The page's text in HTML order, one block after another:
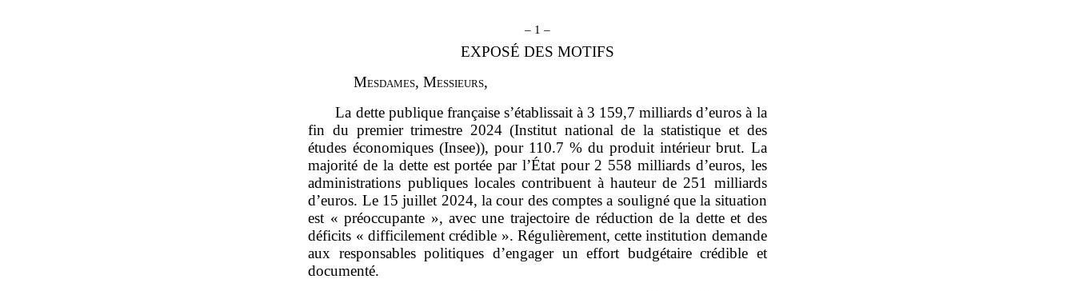
– 1 –
EXPOSÉ DES MOTIFS
Mesdames, Messieurs,
La dette publique française s’établissait à 3 159,7 milliards d’euros à la
fin du premier trimestre 2024 (Institut national de la statistique et des
études économiques (Insee)), pour 110.7 % du produit intérieur brut. La
majorité de la dette est portée par l’Étatpour 2 558milliards d’euros, les
administrations publiques locales contribuent à hauteur de 251 milliards
d’euros. Le 15 juillet 2024, la cour des comptes a souligné que la situation
est « préoccupante », avec une trajectoire de réduction de la dette et des
déficits « difficilement crédible ». Régulièrement, cette institution demande
aux responsables politiques d’engager un effort budgétaire crédible et
documenté.